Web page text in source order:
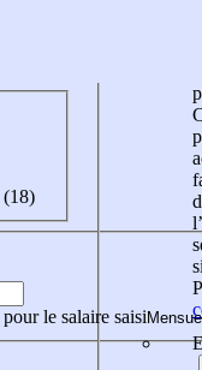
(18)
le salaire saisi